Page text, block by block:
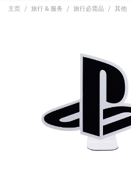
主页 / 旅行 & 服务 / 旅行必需品 / 其他